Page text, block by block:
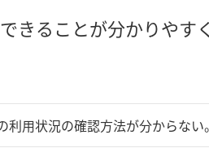
きることが分かりやす
用状況の確認方法が分からない。